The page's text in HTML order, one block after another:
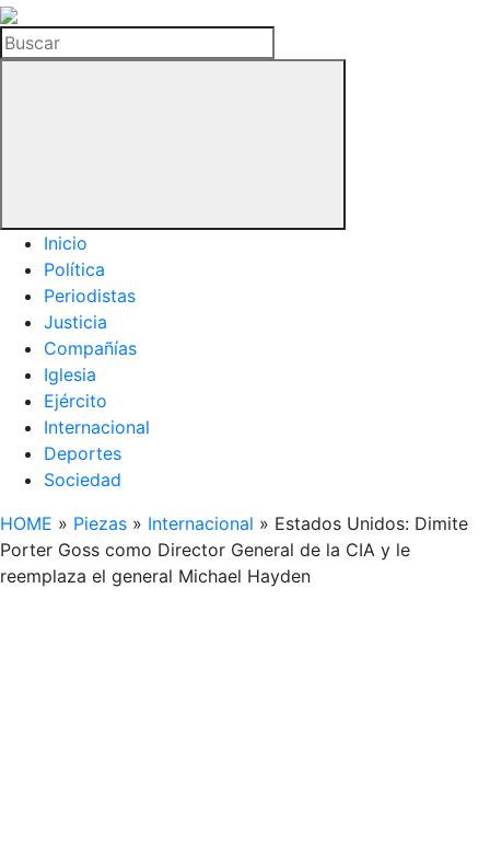
La
Hemeroteca
del
Buscar
Inicio
Política
Periodistas
Justicia
Compañías
Iglesia
Ejército
Internacional
Deportes
Sociedad
HOME » Piezas » Internacional » Estados Unidos: Dimite
Porter Goss como Director General de la CIA y le
reemplaza el general Michael Hayden